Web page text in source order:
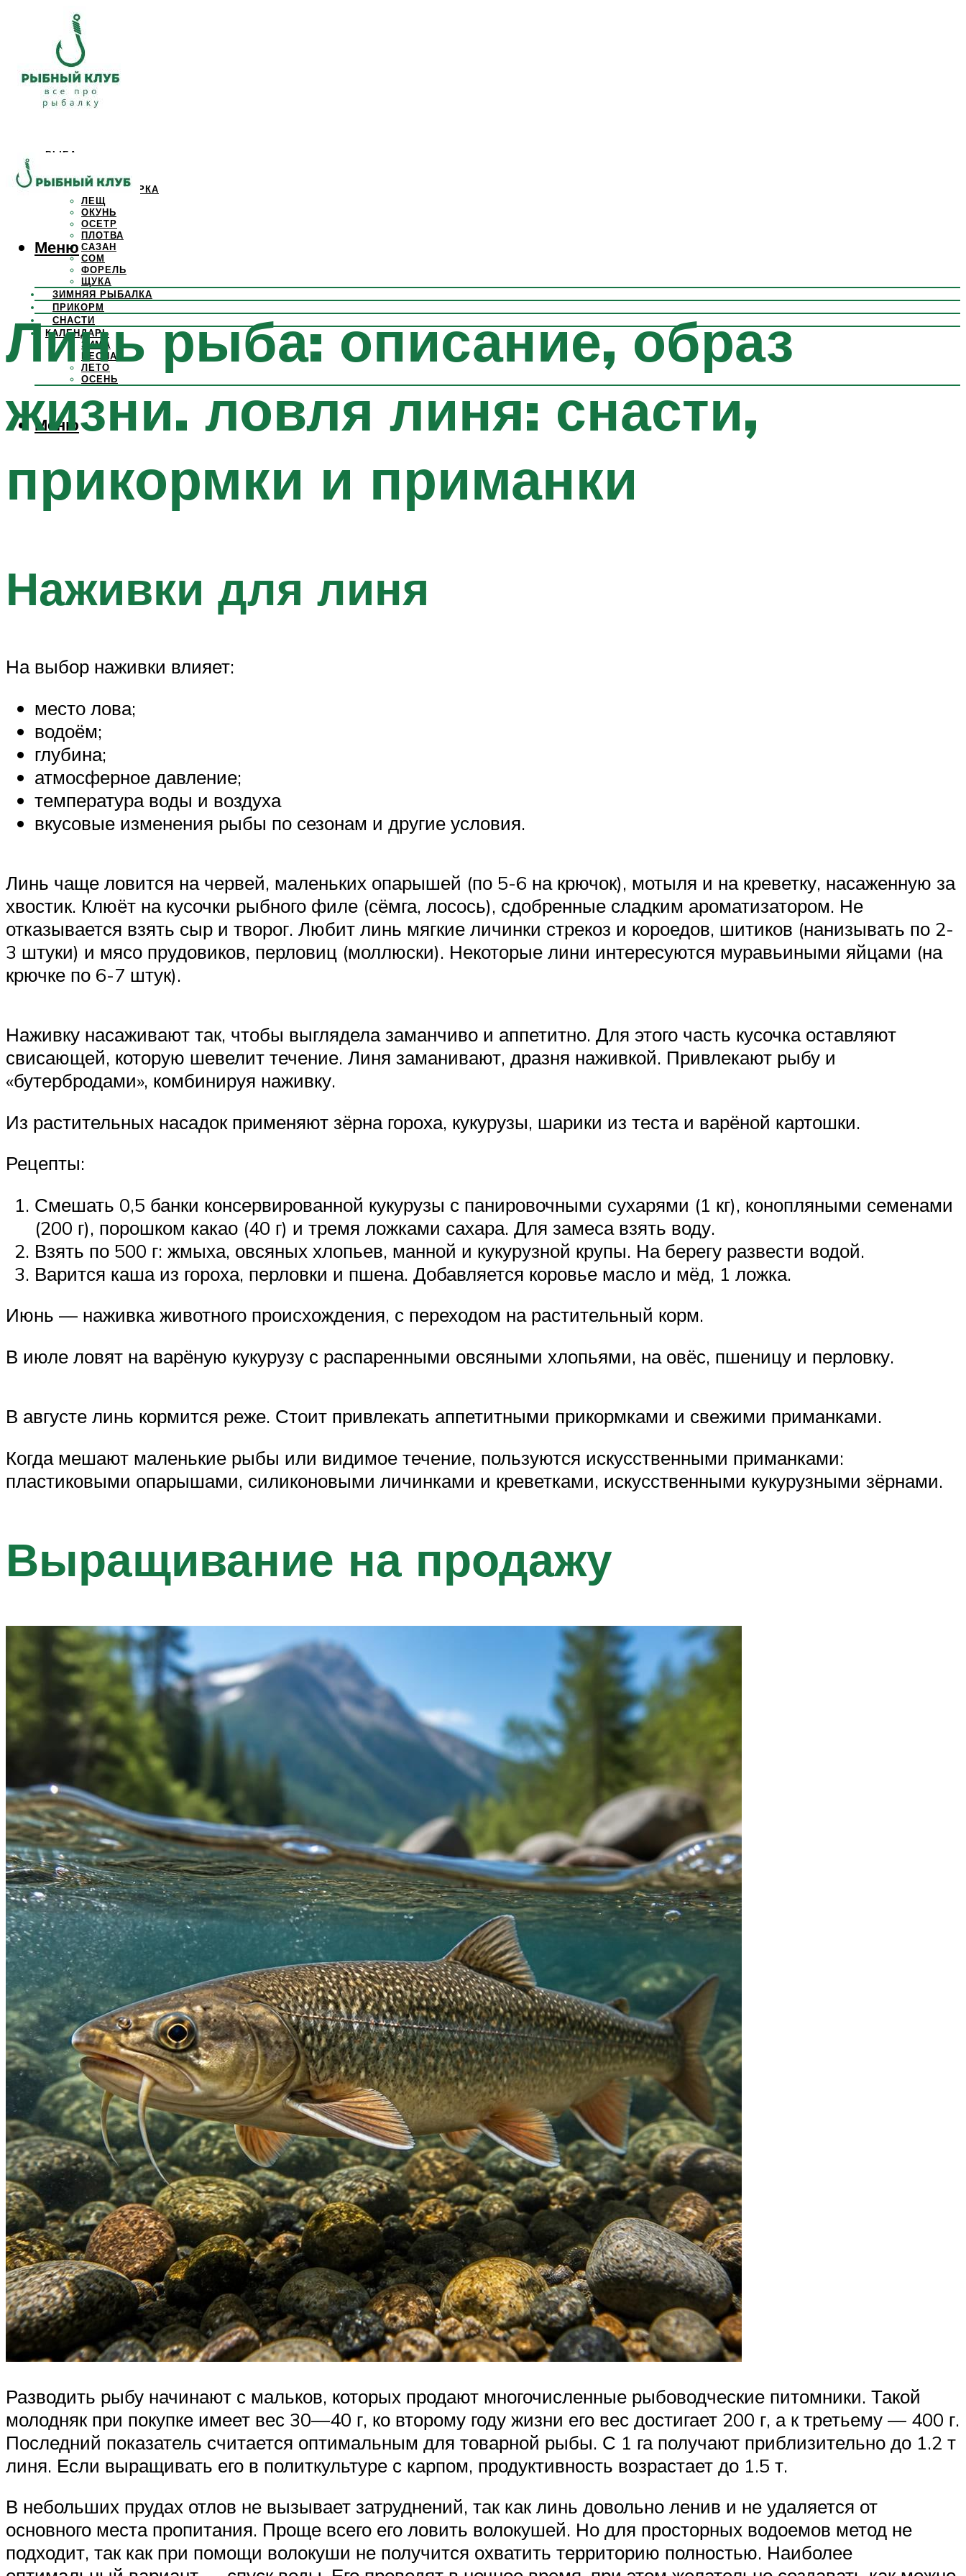
РЫБА
КАРП
КРАСНОПЕРКА
ЛЕЩ
ОКУНЬ
ОСЕТР
ПЛОТВА
САЗАН
СОМ
ФОРЕЛЬ
ЩУКА
ЗИМНЯЯ РЫБАЛКА
ПРИКОРМ
СНАСТИ
КАЛЕНДАРЬ
ЗИМА
ВЕСНА
ЛЕТО
ОСЕНЬ
Меню
Меню
Линь рыба: описание, образ
жизни. ловля линя: снасти,
прикормки и приманки
Наживки для линя
На выбор наживки влияет:
место лова;
водоём;
глубина;
атмосферное давление;
температура воды и воздуха
вкусовые изменения рыбы по сезонам и другие условия.
Линь чаще ловится на червей, маленьких опарышей (по 5-6 на крючок), мотыля и на креветку, насаженную за
хвостик. Клюёт на кусочки рыбного филе (сёмга, лосось), сдобренные сладким ароматизатором. Не
отказывается взять сыр и творог. Любит линь мягкие личинки стрекоз и короедов, шитиков (нанизывать по 2-
3 штуки) и мясо прудовиков, перловиц (моллюски). Некоторые лини интересуются муравьиными яйцами (на
крючке по 6-7 штук).
Наживку насаживают так, чтобы выглядела заманчиво и аппетитно. Для этого часть кусочка оставляют
свисающей, которую шевелит течение. Линя заманивают, дразня наживкой. Привлекают рыбу и
«бутербродами», комбинируя наживку.
Из растительных насадок применяют зёрна гороха, кукурузы, шарики из теста и варёной картошки.
Рецепты:
Смешать 0,5 банки консервированной кукурузы с панировочными сухарями (1 кг), конопляными семенами
(200 г), порошком какао (40 г) и тремя ложками сахара. Для замеса взять воду.
Взять по 500 г: жмыха, овсяных хлопьев, манной и кукурузной крупы. На берегу развести водой.
Варится каша из гороха, перловки и пшена. Добавляется коровье масло и мёд, 1 ложка.
Июнь — наживка животного происхождения, с переходом на растительный корм.
В июле ловят на варёную кукурузу с распаренными овсяными хлопьями, на овёс, пшеницу и перловку.
В августе линь кормится реже. Стоит привлекать аппетитными прикормками и свежими приманками.
Когда мешают маленькие рыбы или видимое течение, пользуются искусственными приманками:
пластиковыми опарышами, силиконовыми личинками и креветками, искусственными кукурузными зёрнами.
Выращивание на продажу
Разводить рыбу начинают с мальков, которых продают многочисленные рыбоводческие питомники. Такой
молодняк при покупке имеет вес 30—40 г, ко второму году жизни его вес достигает 200 г, а к третьему — 400 г.
Последний показатель считается оптимальным для товарной рыбы. С 1 га получают приблизительно до 1.2 т
линя. Если выращивать его в политкультуре с карпом, продуктивность возрастает до 1.5 т.
В небольших прудах отлов не вызывает затруднений, так как линь довольно ленив и не удаляется от
основного места пропитания. Проще всего его ловить волокушей. Но для просторных водоемов метод не
подходит, так как при помощи волокуши не получится охватить территорию полностью. Наиболее